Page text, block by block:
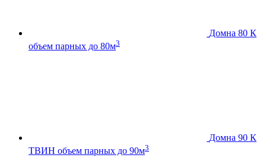
Домна 80 К
объем парных до 80м3
Домна 90 К
ТВИН объем парных до 90м3